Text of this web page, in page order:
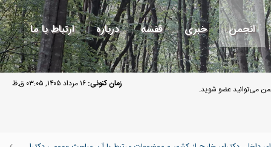
انجمن خبری قفسه درباره ارتباط با ما
زمان کنونی: ۱۶ مرداد ۱۴۰۵, ۰۳:۰۵ ق.ظ می‌توانید عضو شوید.